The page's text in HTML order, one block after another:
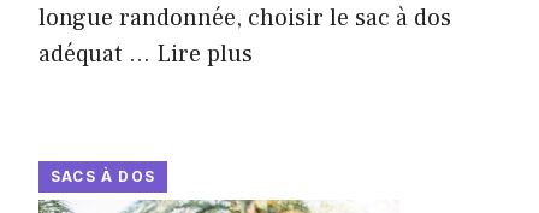
longue randonnée, choisir le sac à dos
adéquat ... Lire plus
SACS À DOS